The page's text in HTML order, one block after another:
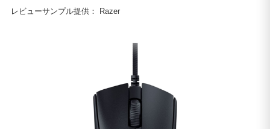
レビューサンプル提供： Razer